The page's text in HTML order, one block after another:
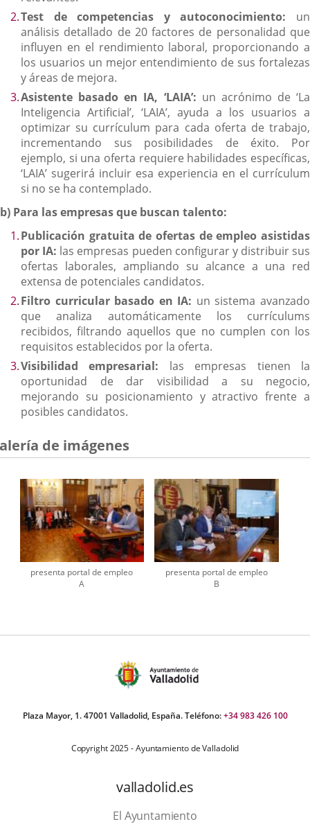
Test de competencias y autoconocimiento: un
análisis detallado de 20 factores de personalidad que
influyen en el rendimiento laboral, proporcionando a
los usuarios un mejor entendimiento de sus fortalezas
y áreas de mejora.
Asistente basado en IA, ‘LAIA’: un acrónimo de ‘La
Inteligencia Artificial’, ‘LAIA’, ayuda a los usuarios a
optimizar su currículum para cada oferta de trabajo,
incrementando sus posibilidades de éxito. Por
ejemplo, si una oferta requiere habilidades específicas,
‘LAIA’ sugerirá incluir esa experiencia en el currículum
si no se ha contemplado.
b) Para las empresas que buscan talento:
Publicación gratuita de ofertas de empleo asistidas
por IA: las empresas pueden configurar y distribuir sus
ofertas laborales, ampliando su alcance a una red
extensa de potenciales candidatos.
Filtro curricular basado en IA: un sistema avanzado
que analiza automáticamente los currículums
recibidos, filtrando aquellos que no cumplen con los
requisitos establecidos por la oferta.
Visibilidad empresarial: las empresas tienen la
oportunidad de dar visibilidad a su negocio,
mejorando su posicionamiento y atractivo frente a
posibles candidatos.
de imágenes
presenta portal de empleo
A
presenta portal de empleo
B
Plaza Mayor, 1. 47001 Valladolid, España. Teléfono:+34 983 426 100
Copyright 2025 - Ayuntamiento de Valladolid
valladolid.es
El Ayuntamiento